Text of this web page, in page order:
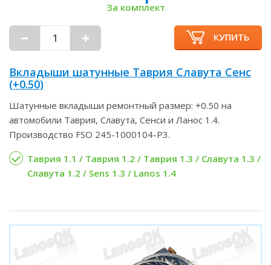
За комплект
КУПИТЬ
Вкладыши шатунные Таврия Славута Сенс
(+0.50)
Шатунные вкладыши ремонтный размер: +0.50 на
автомобили Таврия, Славута, Сенси и Ланос 1.4.
Производство FSO 245-1000104-P3.
Таврия 1.1 / Таврия 1.2 / Таврия 1.3 / Славута 1.3 /
Славута 1.2 / Sens 1.3 / Lanos 1.4